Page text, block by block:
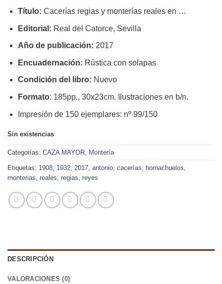
Título: Cacerías regias y monterías reales en …
Editorial: Real del Catorce, Sevilla
Año de publicación: 2017
Encuadernación: Rústica con solapas
Condición del libro: Nuevo
Formato: 185pp., 30x23cm. Ilustraciones en b/n.
Impresión de 150 ejemplares: nº 99/150
Sin existencias
Categorías: CAZA MAYOR, Montería
Etiquetas: 1908, 1932, 2017, antonio, cacerías, hornachuelos,
monterias, reales, regias, reyes
DESCRIPCIÓN
VALORACIONES (0)